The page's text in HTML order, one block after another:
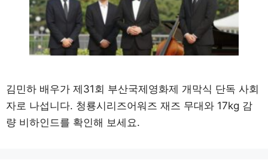
김민하 배우가 제31회 부산국제영화제 개막식 단독 사회
자로 나섭니다. 청룡시리즈어워즈 재즈 무대와 17kg 감
량 비하인드를 확인해 보세요.